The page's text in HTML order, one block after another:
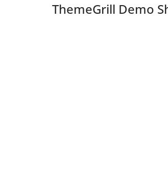
ThemeGrill Demo